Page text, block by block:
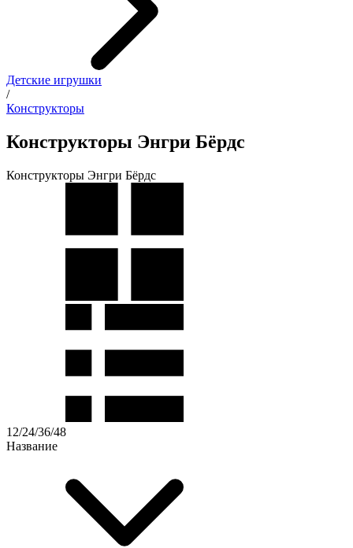
Детские игрушки
/
Конструкторы
Конструкторы Энгри Бёрдс
Конструкторы Энгри Бёрдс
12/24/36/48
Название